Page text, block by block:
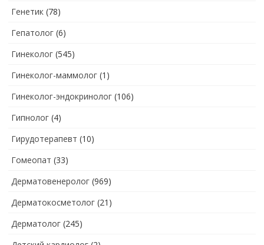
Генетик (78)
Гепатолог (6)
Гинеколог (545)
Гинеколог-маммолог (1)
Гинеколог-эндокринолог (106)
Гипнолог (4)
Гирудотерапевт (10)
Гомеопат (33)
Дерматовенеролог (969)
Дерматокосметолог (21)
Дерматолог (245)